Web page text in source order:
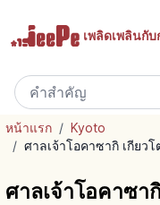
เพลิดเพลินกับ
หน้าแรก / Kyoto
/ ศาลเจ้าโอคาซากิ เกียว
ศาลเจ้าโอคาซา